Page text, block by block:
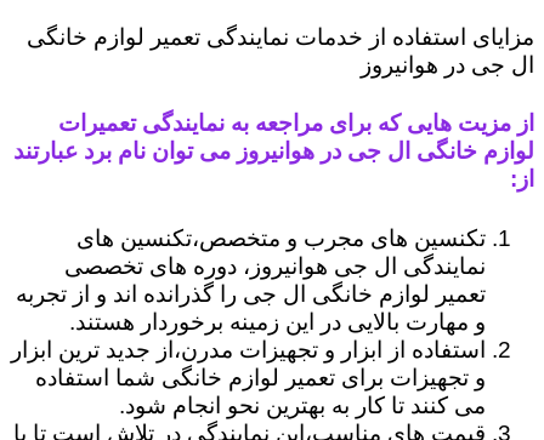
مزایای استفاده از خدمات نمایندگی تعمیر لوازم خانگی
ال جی در هوانیروز
از مزیت هایی که برای مراجعه به نمایندگی تعمیرات
لوازم خانگی ال جی در هوانیروز می توان نام برد عبارتند
از:
تکنسین های مجرب و متخصص،تکنسین های
نمایندگی ال جی هوانیروز، دوره های تخصصی
تعمیر لوازم خانگی ال جی را گذرانده اند و از تجربه
و مهارت بالایی در این زمینه برخوردار هستند.
استفاده از ابزار و تجهیزات مدرن،از جدید ترین ابزار
و تجهیزات برای تعمیر لوازم خانگی شما استفاده
می کنند تا کار به بهترین نحو انجام شود.
قیمت های مناسب،این نمایندگی در تلاش است تا با